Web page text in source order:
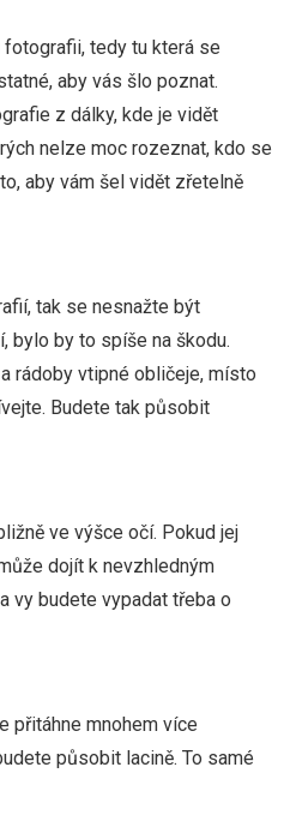
tedy tu která se
aby vás šlo poznat.
z dálky, kde je vidět
nelze moc rozeznat, kdo se
aby vám šel vidět zřetelně
tak se nesnažte být
bylo by to spíše na škodu.
rádoby vtipné obličeje, místo
Budete tak působit
ve výšce očí. Pokud jej
dojít k nevzhledným
vy budete vypadat třeba o
přitáhne mnohem více
působit lacině. To samé